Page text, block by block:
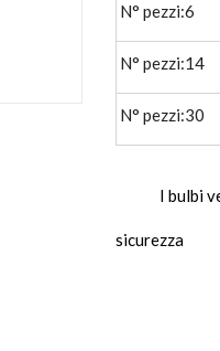
N° pezzi:6
N° pezzi:14
N° pezzi:30
I bulbi
sicurezza